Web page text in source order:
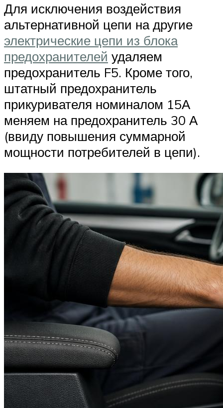
Для исключения воздействия
альтернативной цепи на другие
электрические цепи из блока
предохранителей удаляем
предохранитель F5. Кроме того,
штатный предохранитель
прикуривателя номиналом 15А
меняем на предохранитель 30 А
(ввиду повышения суммарной
мощности потребителей в цепи).